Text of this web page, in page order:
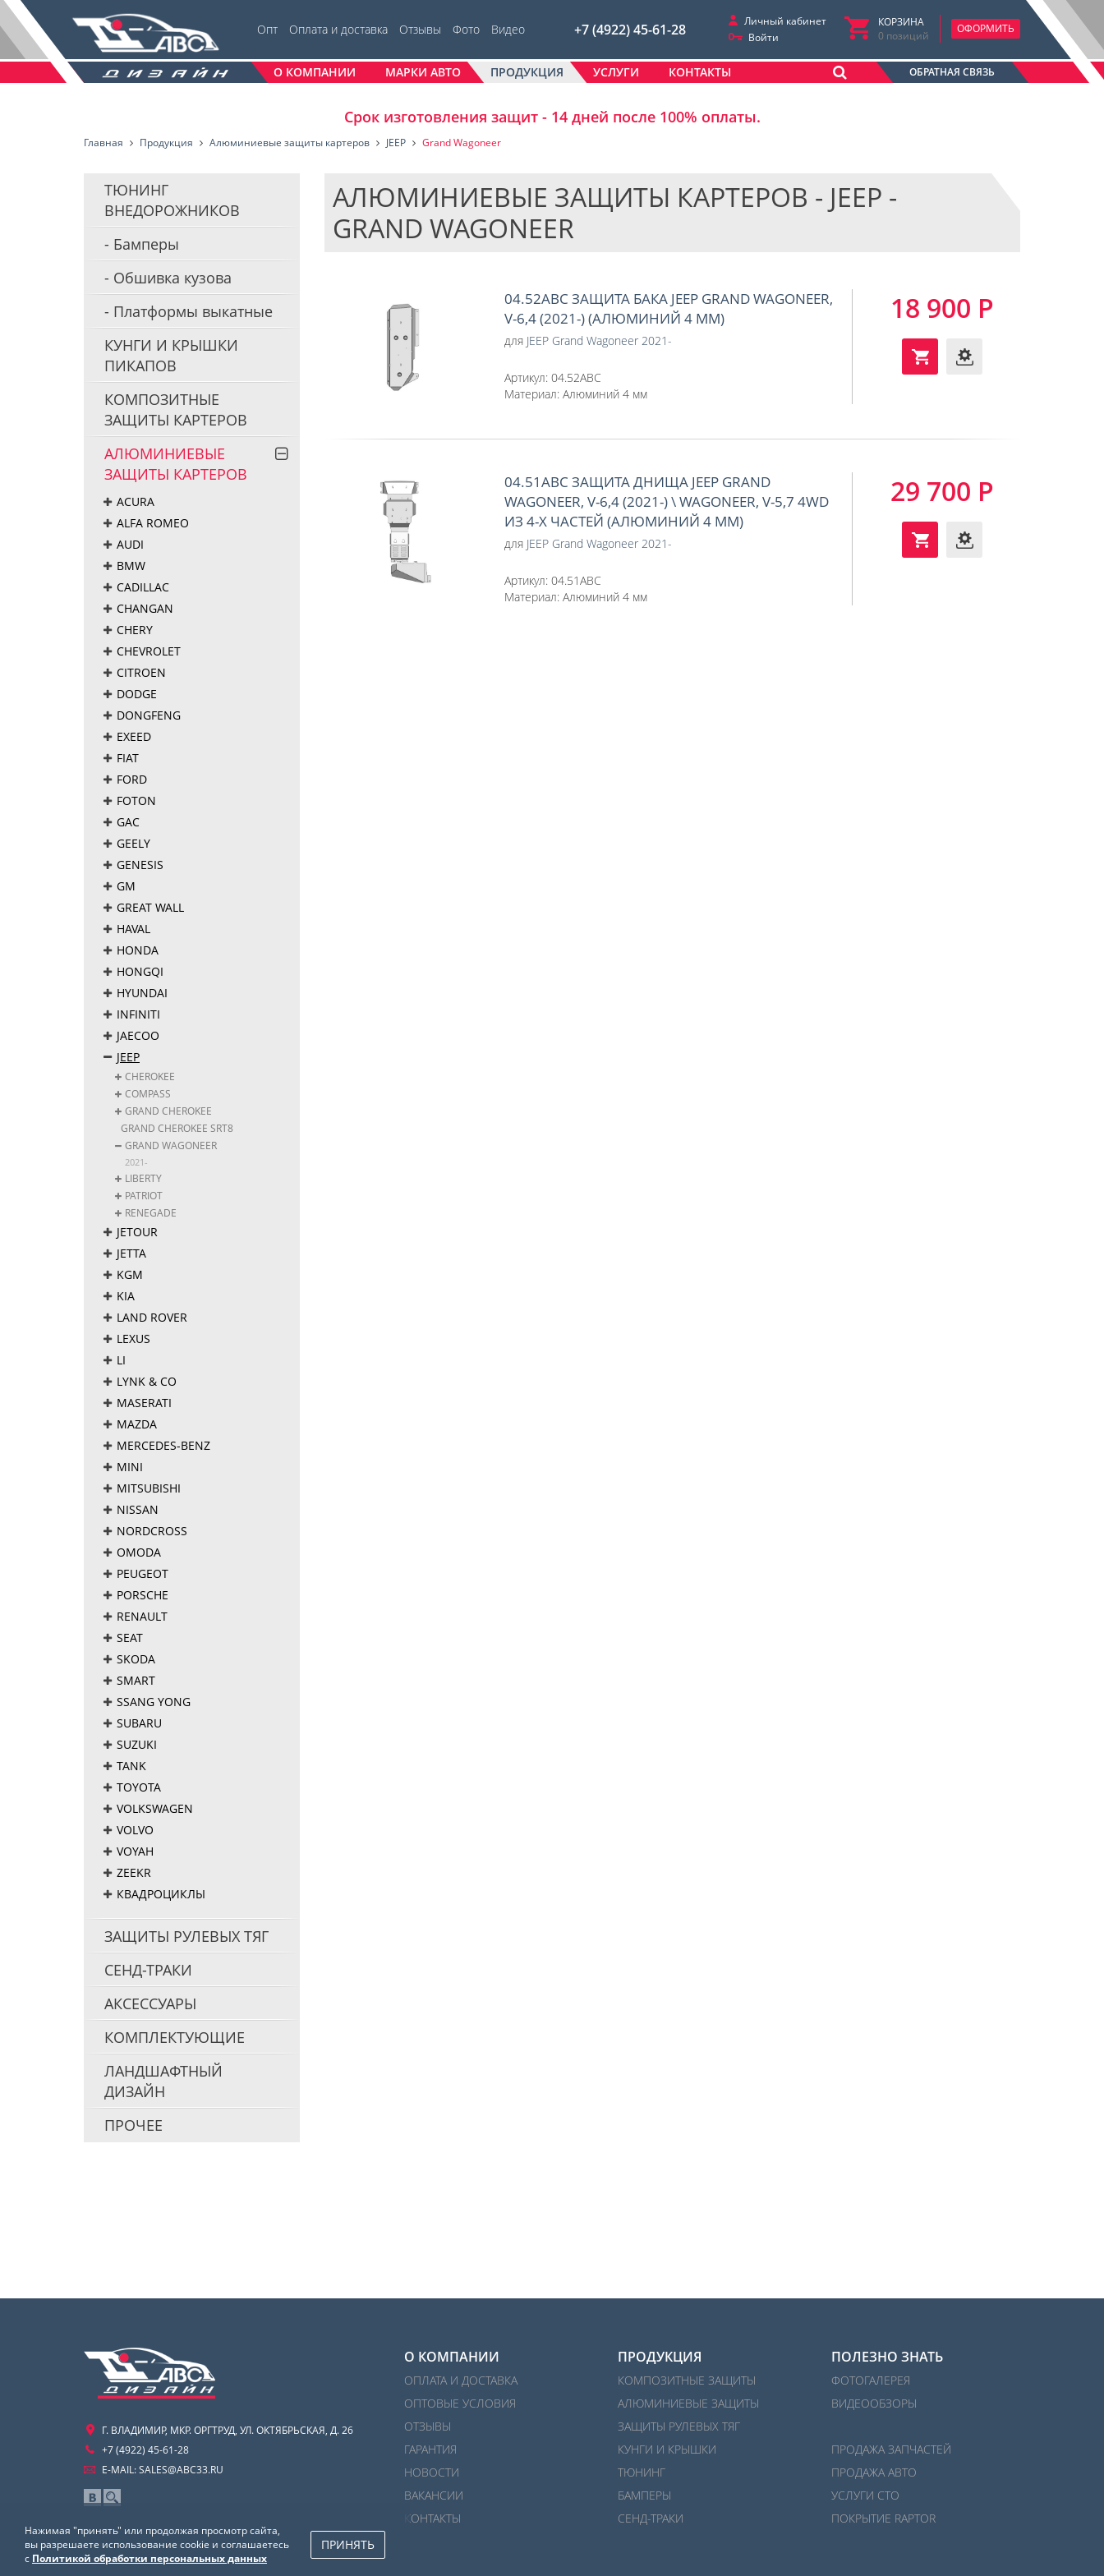
Опт Оплата и доставка Отзывы Фото Видео +7 (4922) 45-61-28
Личный кабинет
Войти
КОРЗИНА
0 позиций
ОФОРМИТЬ
О КОМПАНИИ МАРКИ АВТО ПРОДУКЦИЯ УСЛУГИ КОНТАКТЫ ОБРАТНАЯ СВЯЗЬ
Срок изготовления защит - 14 дней после 100% оплаты.
Главная Продукция Алюминиевые защиты картеров JEEP Grand Wagoneer
АЛЮМИНИЕВЫЕ ЗАЩИТЫ КАРТЕРОВ - JEEP -
GRAND WAGONEER
ТЮНИНГ
ВНЕДОРОЖНИКОВ
Бамперы
Обшивка кузова
Платформы выкатные
КУНГИ И КРЫШКИ
ПИКАПОВ
КОМПОЗИТНЫЕ
ЗАЩИТЫ КАРТЕРОВ
АЛЮМИНИЕВЫЕ
ЗАЩИТЫ КАРТЕРОВ
ACURA
ALFA ROMEO
AUDI
BMW
CADILLAC
CHANGAN
CHERY
CHEVROLET
CITROEN
DODGE
DONGFENG
EXEED
FIAT
FORD
FOTON
GAC
GEELY
GENESIS
GM
GREAT WALL
HAVAL
HONDA
HONGQI
HYUNDAI
INFINITI
JAECOO
JEEP
CHEROKEE
COMPASS
GRAND CHEROKEE
GRAND CHEROKEE SRT8
GRAND WAGONEER
2021-
LIBERTY
PATRIOT
RENEGADE
JETOUR
JETTA
KGM
KIA
LAND ROVER
LEXUS
LI
LYNK & CO
MASERATI
MAZDA
MERCEDES-BENZ
MINI
MITSUBISHI
NISSAN
NORDCROSS
OMODA
PEUGEOT
PORSCHE
RENAULT
SEAT
SKODA
SMART
SSANG YONG
SUBARU
SUZUKI
TANK
TOYOTA
VOLKSWAGEN
VOLVO
VOYAH
ZEEKR
КВАДРОЦИКЛЫ
ЗАЩИТЫ РУЛЕВЫХ ТЯГ
СЕНД-ТРАКИ
АКСЕССУАРЫ
КОМПЛЕКТУЮЩИЕ
ЛАНДШАФТНЫЙ
ДИЗАЙН
ПРОЧЕЕ
04.52ABC ЗАЩИТА БАКА JEEP GRAND WAGONEER,
V-6,4 (2021-) (АЛЮМИНИЙ 4 ММ)
для JEEP Grand Wagoneer 2021-
Артикул: 04.52ABC
Материал: Алюминий 4 мм
18 900 Р
04.51ABC ЗАЩИТА ДНИЩА JEEP GRAND
WAGONEER, V-6,4 (2021-) \ WAGONEER, V-5,7 4WD
ИЗ 4-Х ЧАСТЕЙ (АЛЮМИНИЙ 4 ММ)
для JEEP Grand Wagoneer 2021-
Артикул: 04.51ABC
Материал: Алюминий 4 мм
29 700 Р
Г. ВЛАДИМИР, МКР. ОРГТРУД, УЛ. ОКТЯБРЬСКАЯ, Д. 26
+7 (4922) 45-61-28
E-MAIL:SALES@ABC33.RU
О КОМПАНИИ
ОПЛАТА И ДОСТАВКА
ОПТОВЫЕ УСЛОВИЯ
ОТЗЫВЫ
ГАРАНТИЯ
НОВОСТИ
ВАКАНСИИ
КОНТАКТЫ
ПРОДУКЦИЯ
КОМПОЗИТНЫЕ ЗАЩИТЫ
АЛЮМИНИЕВЫЕ ЗАЩИТЫ
ЗАЩИТЫ РУЛЕВЫХ ТЯГ
КУНГИ И КРЫШКИ
ТЮНИНГ
БАМПЕРЫ
СЕНД-ТРАКИ
ПОЛЕЗНО ЗНАТЬ
ФОТОГАЛЕРЕЯ
ВИДЕООБЗОРЫ
ПРОДАЖА ЗАПЧАСТЕЙ
ПРОДАЖА АВТО
УСЛУГИ СТО
ПОКРЫТИЕ RAPTOR
Нажимая "принять" или продолжая просмотр сайта,
вы разрешаете использование cookie и соглашаетесь
с Политикой обработки персональных данных
ПРИНЯТЬ